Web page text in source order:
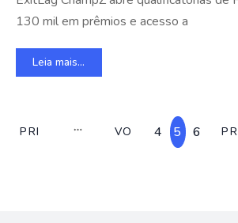
130 mil em prêmios e acesso a
Leia mais...
PRI
VO
4 5 6